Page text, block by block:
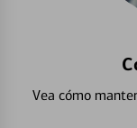
Vea cómo